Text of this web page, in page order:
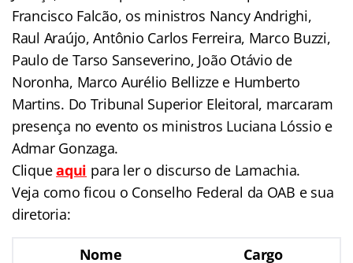
Francisco Falcão, os ministros Nancy Andrighi,
Raul Araújo, Antônio Carlos Ferreira, Marco Buzzi,
Paulo de Tarso Sanseverino, João Otávio de
Noronha, Marco Aurélio Bellizze e Humberto
Martins. Do Tribunal Superior Eleitoral, marcaram
presença no evento os ministros Luciana Lóssio e
Admar Gonzaga.
Cliqueaqui para ler o discurso de Lamachia.
Veja como ficou o Conselho Federal da OAB e sua
diretoria:
Nome Cargo